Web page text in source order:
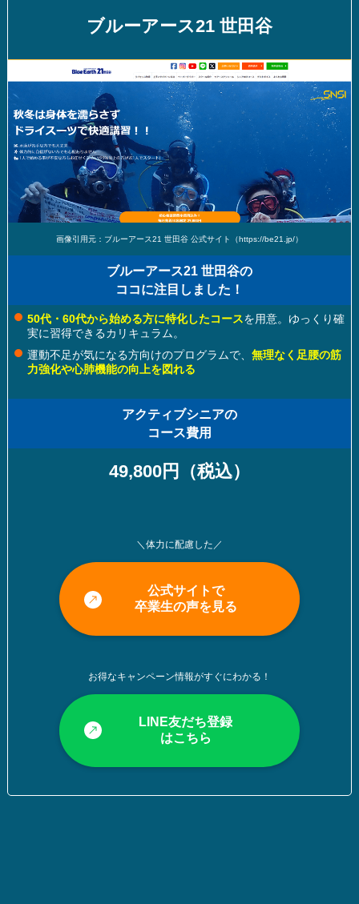
ブルーアース21 世田谷
画像引用元：ブルーアース21 世田谷 公式サイト（https://be21.jp/）
ブルーアース21 世田谷の
ココに注目しました！
50代・60代から始める方に特化したコースを用意。ゆっくり確
実に習得できるカリキュラム。
運動不足が気になる方向けのプログラムで、 無理なく足腰の筋
力強化や心肺機能の向上を図れる
アクティブシニアの
コース費用
49,800円（税込）
＼体力に配慮した／
公式サイトで
卒業生の声を見る
お得なキャンペーン情報がすぐにわかる！
LINE友だち登録
はこちら